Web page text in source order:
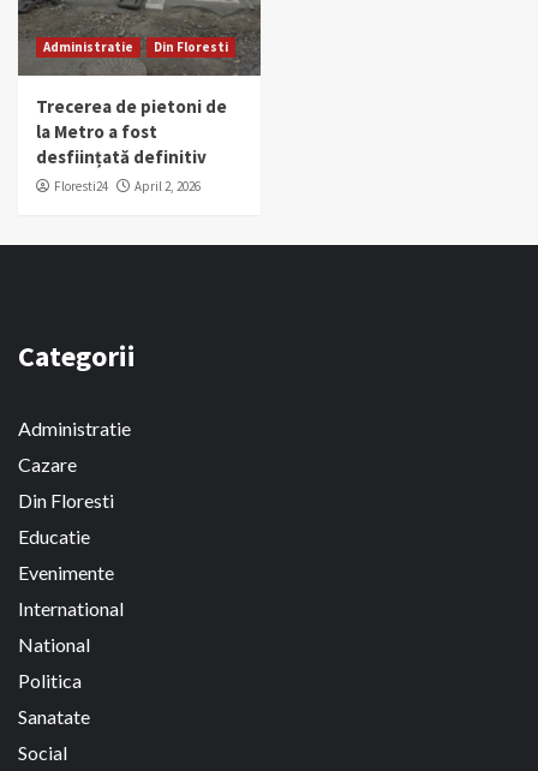
Administratie Din Floresti
Trecerea de pietoni de
la Metro a fost
desființată definitiv
Floresti24 April 2, 2026
Categorii
Administratie
Cazare
Din Floresti
Educatie
Evenimente
International
National
Politica
Sanatate
Social